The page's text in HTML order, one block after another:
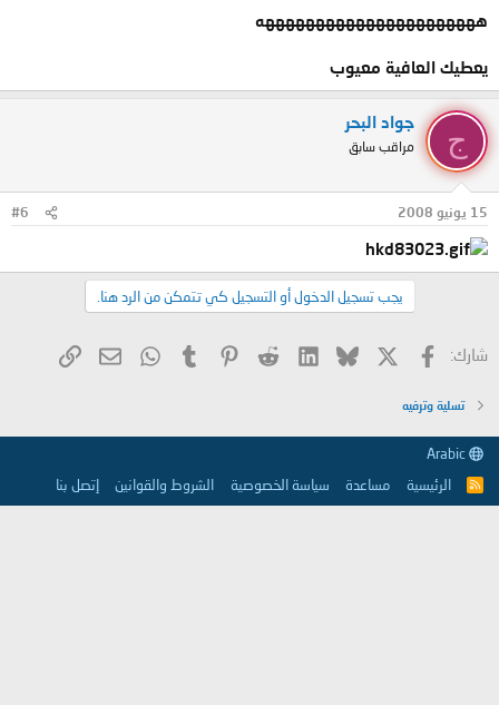
ههههههههههههههههههههههه
يعطيك العافية معيوب
ج
جواد البحر
مراقب سابق
15 يونيو 2008 #6
يجب تسجيل الدخول أو التسجيل كي تتمكن من الرد هنا.
شارك: فيسبوك Bluesky
LinkedIn
Reddit
Pinterest
Tumblr
WhatsApp
البريد
تسلية وترفيه
R
الرئيسية مساعدة سياسة الخصوصية الشروط والقوانين إتصل بنا